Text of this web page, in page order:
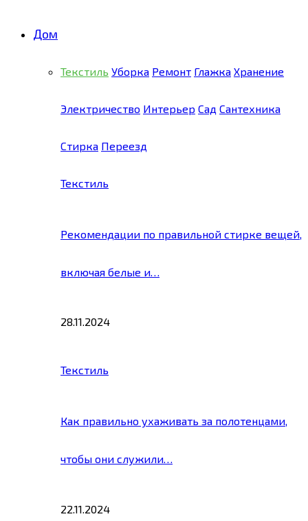
Дом
Текстиль Уборка Ремонт Глажка Хранение
Электричество Интерьер Сад Сантехника
Стирка Переезд
Текстиль
Рекомендации по правильной стирке вещей,
включая белые и…
28.11.2024
Текстиль
Как правильно ухаживать за полотенцами,
чтобы они служили…
22.11.2024